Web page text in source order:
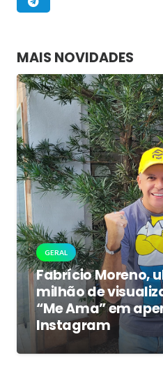
MAIS NOVIDADES
GERAL
Fabrício Moreno,
milhão de
“Me Ama” em
Instagram